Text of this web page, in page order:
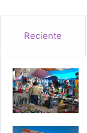
Reciente